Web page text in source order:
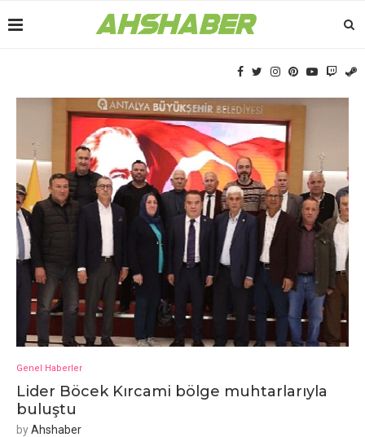
Genel Haberler
Lider Böcek Kırcami bölge muhtarlarıyla
buluştu
byAhshaber